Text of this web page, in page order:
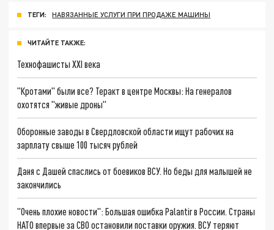
ТЕГИ: НАВЯЗАННЫЕ УСЛУГИ ПРИ ПРОДАЖЕ МАШИНЫ
ЧИТАЙТЕ ТАКЖЕ:
Технофашисты XXI века
"Кротами" были все? Теракт в центре Москвы: На генералов
охотятся "живые дроны"
Оборонные заводы в Свердловской области ищут рабочих на
зарплату свыше 100 тысяч рублей
Даня с Дашей спаслись от боевиков ВСУ. Но беды для малышей не
закончились
"Очень плохие новости": Большая ошибка Palantir в России. Страны
НАТО впервые за СВО остановили поставки оружия. ВСУ теряют